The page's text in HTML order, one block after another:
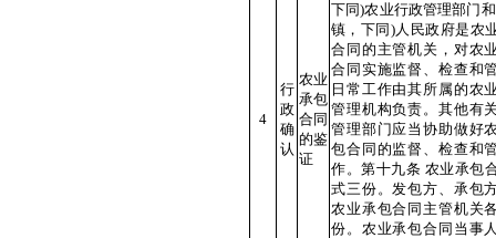
4
行
政
确
认
农业
承包
合同
的鉴
证
下同)农业行政管理部门
镇，下同)人民政府是农
合同的主管机关，对农
合同实施监督、检查和
日常工作由其所属的农
管理机构负责。其他有
管理部门应当协助做好
包合同的监督、检查和
作。第十九条 农业承包
式三份。发包方、承包
农业承包合同主管机关
份。农业承包合同当事